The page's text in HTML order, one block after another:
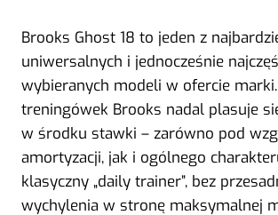
Brooks Ghost 18 to jeden z
uniwersalnych i jednocześnie
wybieranych modeli w ofercie
treningówek Brooks nadal plasuje
w środku stawki – zarówno pod
amortyzacji, jak i ogólnego
klasyczny „daily trainer”, bez
wychylenia w stronę maksymalnej